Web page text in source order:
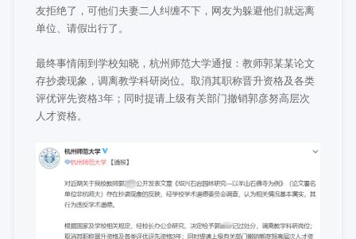
友拒绝了，可他们夫妻二人纠缠不下，网友为躲避他们就远离
单位、请假出行了。
最终事情闹到学校知晓，杭州师范大学通报：教师郭某某论文
存抄袭现象，调离教学科研岗位。取消其职称晋升资格及各类
评优评先资格3年；同时提请上级有关部门撤销郭彦努高层次
人才资格。